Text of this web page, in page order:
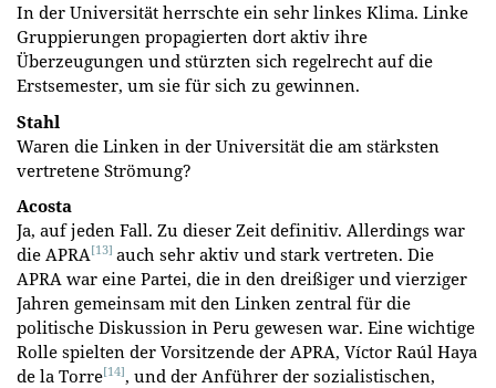
In der Universität herrschte ein sehr linkes Klima. Linke
Gruppierungen propagierten dort aktiv ihre
Überzeugungen und stürzten sich regelrecht auf die
Erstsemester, um sie für sich zu gewinnen.
Stahl
Waren die Linken in der Universität die am stärksten
vertretene Strömung?
Acosta
Ja, auf jeden Fall. Zu dieser Zeit definitiv. Allerdings war
die APRA[13] auch sehr aktiv und stark vertreten. Die
APRA war eine Partei, die in den dreißiger und vierziger
Jahren gemeinsam mit den Linken zentral für die
politische Diskussion in Peru gewesen war. Eine wichtige
Rolle spielten der Vorsitzende der APRA, Víctor Raúl Haya
de la Torre[14], und der Anführer der sozialistischen,